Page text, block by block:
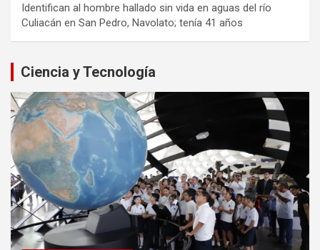
Identifican al hombre hallado sin vida en aguas del río
Culiacán en San Pedro, Navolato; tenía 41 años
Ciencia y Tecnología